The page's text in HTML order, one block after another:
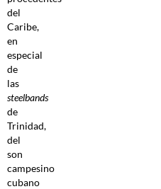
del
Caribe,
en
especial
de
las
steelbands
de
Trinidad,
del
son
campesino
cubano